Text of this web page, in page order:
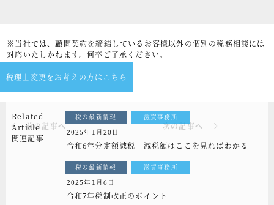
※当社では、顧問契約を締結しているお客様以外の個別の税務相談には
対応いたしかねます。何卒ご了承ください。
税理士変更をお考えの方はこちら
前の記事へ 次の記事へ
Related
Article
関連記事
税の最新情報 滋賀事務所
2025年1月20日
令和6年分定額減税 減税額はここを見ればわかる
税の最新情報 滋賀事務所
2025年1月6日
令和7年税制改正のポイント